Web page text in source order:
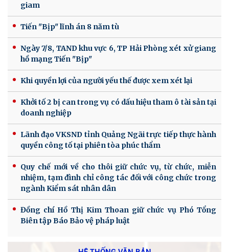
giam
Tiến "Bịp" lĩnh án 8 năm tù
Ngày 7/8, TAND khu vực 6, TP Hải Phòng xét xử giang
hồ mạng Tiến "Bịp"
Khi quyền lợi của người yếu thế được xem xét lại
Khởi tố 2 bị can trong vụ có dấu hiệu tham ô tài sản tại
doanh nghiệp
Lãnh đạo VKSND tỉnh Quảng Ngãi trực tiếp thực hành
quyền công tố tại phiên tòa phúc thẩm
Quy chế mới về cho thôi giữ chức vụ, từ chức, miễn
nhiệm, tạm đình chỉ công tác đối với công chức trong
ngành Kiểm sát nhân dân
Đồng chí Hồ Thị Kim Thoan giữ chức vụ Phó Tổng
Biên tập Báo Bảo vệ pháp luật